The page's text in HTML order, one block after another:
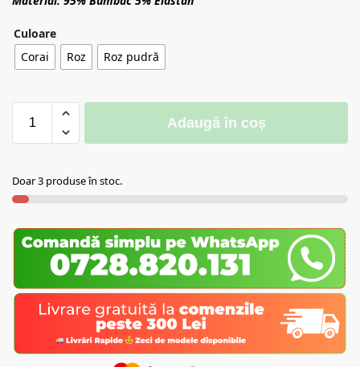
Culoare
Corai
Roz Roz pudră
Adaugă în coș
Doar 3 produse în stoc.